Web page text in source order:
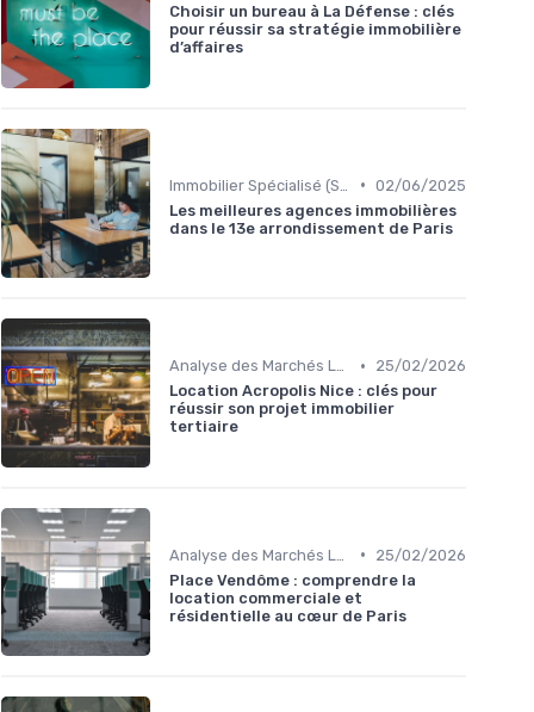
Choisir un bureau à La Défense : clés
pour réussir sa stratégie immobilière
d’affaires
• 02/06/2025
Les meilleures agences immobilières
dans le 13e arrondissement de Paris
Analyse des Marchés Locaux et Globaux •
25/02/2026
Location Acropolis Nice : clés pour
réussir son projet immobilier
tertiaire
•
25/02/2026
Place Vendôme : comprendre la
location commerciale et
résidentielle au cœur de Paris